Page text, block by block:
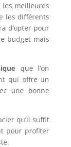
meilleures
les différents
d’opter pour
budget mais
que l’on
qui offre un
une bonne
qu’il suffit
pour profiter